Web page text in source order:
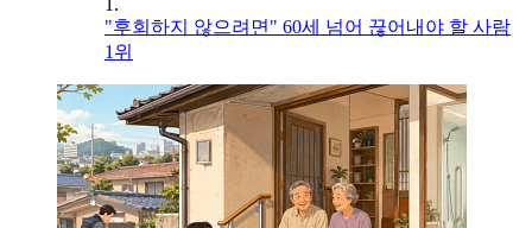
1.
"후회하지 않으려면" 60세 넘어 끊어내야 할 사람
1위